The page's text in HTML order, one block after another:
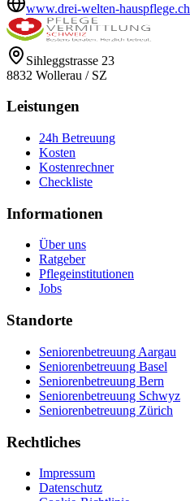
www.drei-welten-hauspflege.ch
Sihleggstrasse 23
8832 Wollerau / SZ
Leistungen
24h Betreuung
Kosten
Kostenrechner
Checkliste
Informationen
Über uns
Ratgeber
Pflegeinstitutionen
Jobs
Standorte
Seniorenbetreuung Aargau
Seniorenbetreuung Basel
Seniorenbetreuung Bern
Seniorenbetreuung Schwyz
Seniorenbetreuung Zürich
Rechtliches
Impressum
Datenschutz